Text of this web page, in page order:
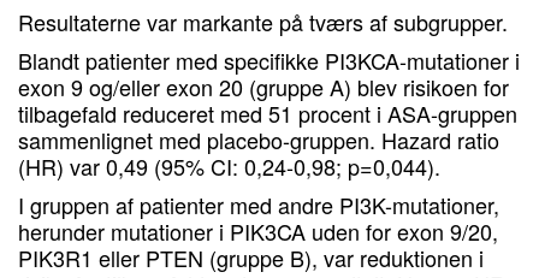
Resultaterne var markante på tværs af subgrupper.
Blandt patienter med specifikke PI3KCA-mutationer i
exon 9 og/eller exon 20 (gruppe A) blev risikoen for
tilbagefald reduceret med 51 procent i ASA-gruppen
sammenlignet med placebo-gruppen. Hazard ratio
(HR) var 0,49 (95% CI: 0,24-0,98; p=0,044).
I gruppen af patienter med andre PI3K-mutationer,
herunder mutationer i PIK3CA uden for exon 9/20,
PIK3R1 eller PTEN (gruppe B), var reduktionen i